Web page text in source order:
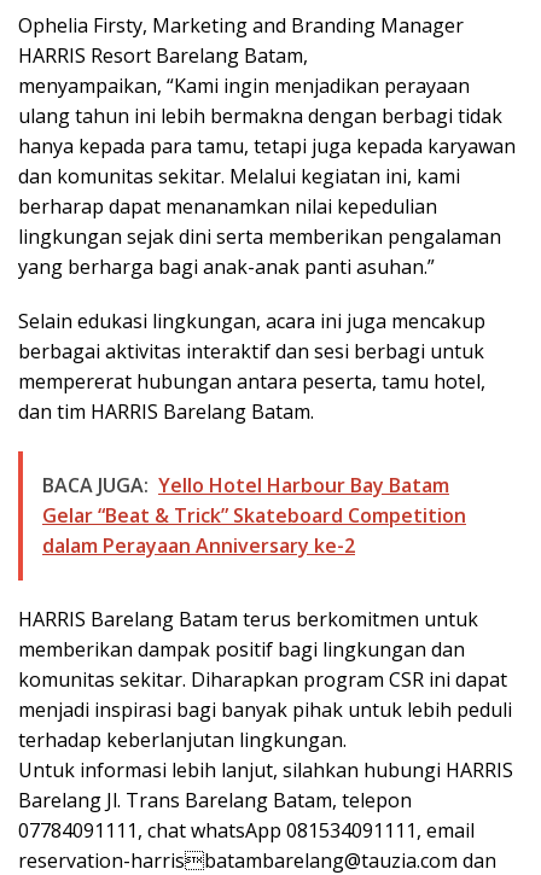
Ophelia Firsty, Marketing and Branding Manager
HARRIS Resort Barelang Batam,
menyampaikan, “Kami ingin menjadikan perayaan
ulang tahun ini lebih bermakna dengan berbagi tidak
hanya kepada para tamu, tetapi juga kepada karyawan
dan komunitas sekitar. Melalui kegiatan ini, kami
berharap dapat menanamkan nilai kepedulian
lingkungan sejak dini serta memberikan pengalaman
yang berharga bagi anak-anak panti asuhan.”
Selain edukasi lingkungan, acara ini juga mencakup
berbagai aktivitas interaktif dan sesi berbagi untuk
mempererat hubungan antara peserta, tamu hotel,
dan tim HARRIS Barelang Batam.
BACA JUGA: Yello Hotel Harbour Bay Batam
Gelar “Beat & Trick” Skateboard Competition
dalam Perayaan Anniversary ke-2
HARRIS Barelang Batam terus berkomitmen untuk
memberikan dampak positif bagi lingkungan dan
komunitas sekitar. Diharapkan program CSR ini dapat
menjadi inspirasi bagi banyak pihak untuk lebih peduli
terhadap keberlanjutan lingkungan.
Untuk informasi lebih lanjut, silahkan hubungi HARRIS
Barelang Jl. Trans Barelang Batam, telepon
07784091111, chat whatsApp 081534091111, email
reservation-harrisbatambarelang@tauzia.com dan